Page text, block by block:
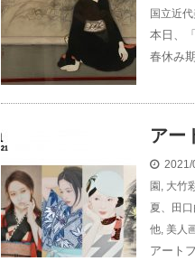
国立近
本日、
春休み
アー
2021/
園 , 大竹
夏、田
他, 美人
アート